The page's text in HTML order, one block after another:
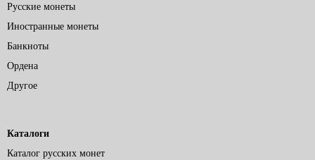
Русские монеты
Иностранные монеты
Банкноты
Ордена
Другое
Каталоги
Каталог русских монет